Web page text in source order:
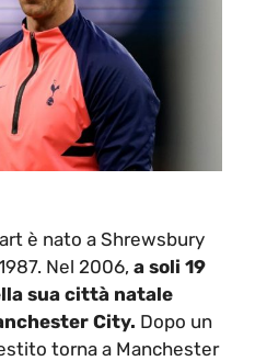
è nato a Shrewsbury
Nel 2006, a soli 19
sua città natale
City. Dopo un
torna a Manchester